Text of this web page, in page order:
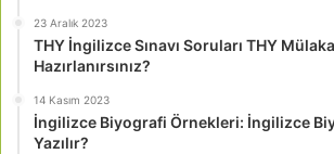
23 Aralık 2023
THY İngilizce Sınavı Soruları THY
Hazırlanırsınız?
14 Kasım 2023
İngilizce Biyografi Örnekleri: İngilizce
Yazılır?